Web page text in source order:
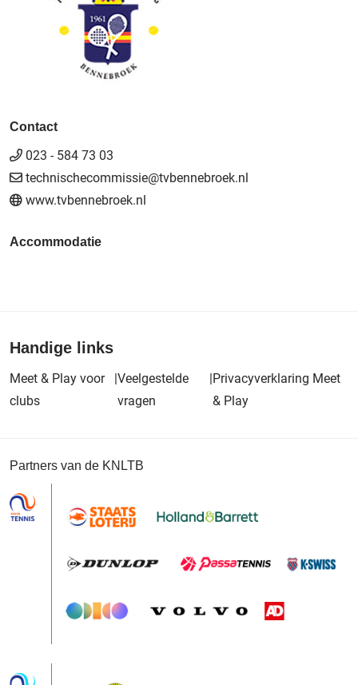
Contact
023 - 584 73 03
technischecommissie@tvbennebroek.nl
www.tvbennebroek.nl
Accommodatie
Handige links
Meet & Play voor
clubs
|Veelgestelde
vragen
|Privacyverklaring Meet
& Play
Partners van de KNLTB